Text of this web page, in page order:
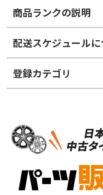
商品ランクの説明
※商品ランクは出品者
か
ホイールランク
S
品）
配送スケジュール
登録カテゴリ
スタッドレスタイヤホ